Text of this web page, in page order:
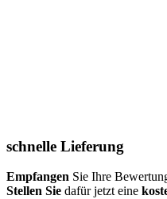
schnelle Lieferung
Empfangen Sie Ihre
Stellen Sie dafür jetzt eine